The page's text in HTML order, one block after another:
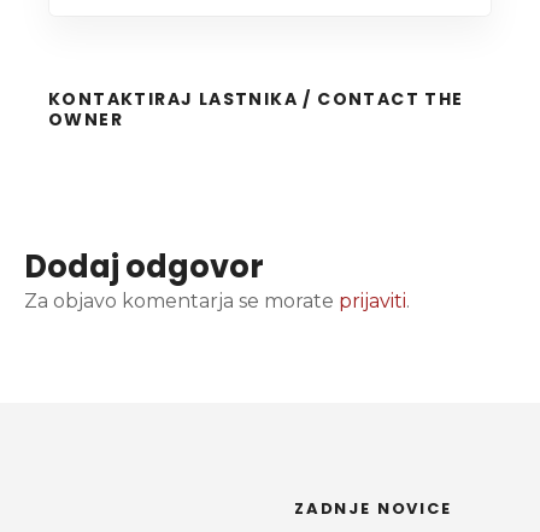
KONTAKTIRAJ LASTNIKA / CONTACT THE
OWNER
Dodaj odgovor
Za objavo komentarja se morate prijaviti.
ZADNJE NOVICE